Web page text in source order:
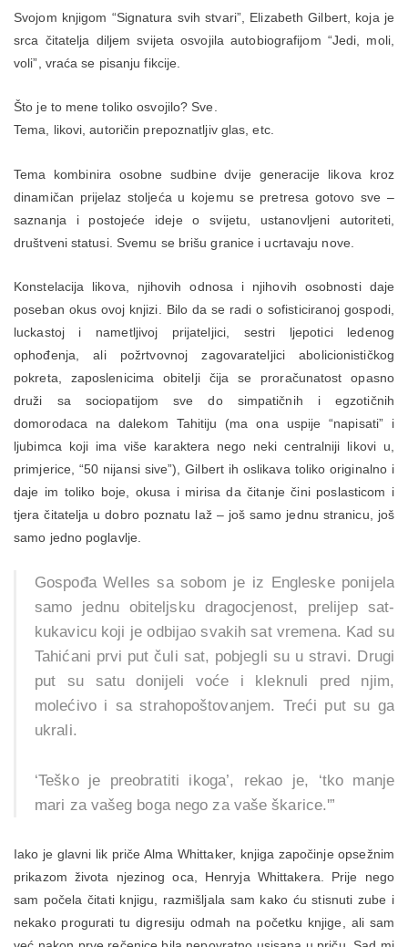
Svojom knjigom “Signatura svih stvari”, Elizabeth Gilbert, koja je
srca čitatelja diljem svijeta osvojila autobiografijom “Jedi, moli,
voli”, vraća se pisanju fikcije.
Što je to mene toliko osvojilo? Sve.
Tema, likovi, autoričin prepoznatljiv glas, etc.
Tema kombinira osobne sudbine dvije generacije likova kroz
dinamičan prijelaz stoljeća u kojemu se pretresa gotovo sve –
saznanja i postojeće ideje o svijetu, ustanovljeni autoriteti,
društveni statusi. Svemu se brišu granice i ucrtavaju nove.
Konstelacija likova, njihovih odnosa i njihovih osobnosti daje
poseban okus ovoj knjizi. Bilo da se radi o sofisticiranoj gospodi,
luckastoj i nametljivoj prijateljici, sestri ljepotici ledenog
ophođenja, ali požrtvovnoj zagovarateljici abolicionističkog
pokreta, zaposlenicima obitelji čija se proračunatost opasno
druži sa sociopatijom sve do simpatičnih i egzotičnih
domorodaca na dalekom Tahitiju (ma ona uspije “napisati” i
ljubimca koji ima više karaktera nego neki centralniji likovi u,
primjerice, “50 nijansi sive”), Gilbert ih oslikava toliko originalno i
daje im toliko boje, okusa i mirisa da čitanje čini poslasticom i
tjera čitatelja u dobro poznatu laž – još samo jednu stranicu, još
samo jedno poglavlje.
Gospođa Welles sa sobom je iz Engleske ponijela
samo jednu obiteljsku dragocjenost, prelijep sat-
kukavicu koji je odbijao svakih sat vremena. Kad su
Tahićani prvi put čuli sat, pobjegli su u stravi. Drugi
put su satu donijeli voće i kleknuli pred njim,
molećivo i sa strahopoštovanjem. Treći put su ga
ukrali.
‘Teško je preobratiti ikoga’, rekao je, ‘tko manje
mari za vašeg boga nego za vaše škarice.'”
Iako je glavni lik priče Alma Whittaker, knjiga započinje opsežnim
prikazom života njezinog oca, Henryja Whittakera. Prije nego
sam počela čitati knjigu, razmišljala sam kako ću stisnuti zube i
nekako progurati tu digresiju odmah na početku knjige, ali sam